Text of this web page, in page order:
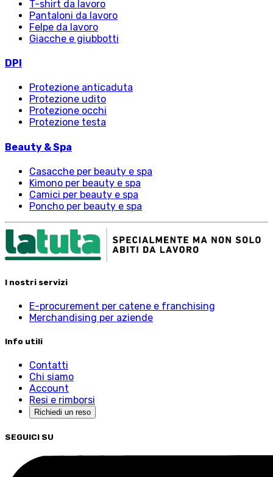
T-shirt da lavoro
Pantaloni da lavoro
Felpe da lavoro
Giacche e giubbotti
DPI
Protezione anticaduta
Protezione udito
Protezione occhi
Protezione testa
Beauty & Spa
Casacche per beauty e spa
Kimono per beauty e spa
Camici per beauty e spa
Poncho per beauty e spa
I nostri servizi
E-procurement per catene e franchising
Merchandising per aziende
Info utili
Contatti
Chi siamo
Account
Resi e rimborsi
Richiedi un reso
SEGUICI SU